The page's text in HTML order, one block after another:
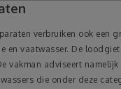
verbruiken ook een
en vaatwasser. De
vakman adviseert
die onder deze